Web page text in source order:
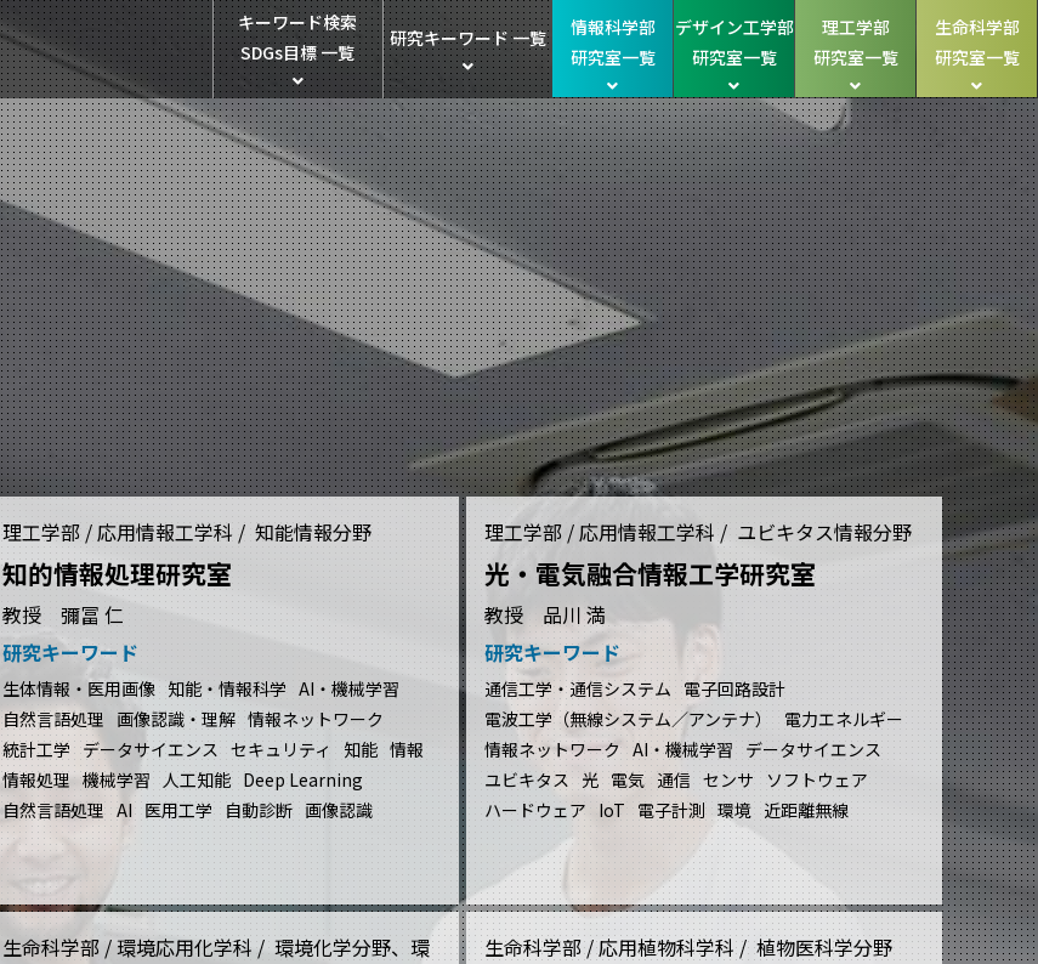
情報科学部
研究室一覧
デザイン工学部
研究室一覧
理工学部
研究室一覧
生命科学部
研究室一覧
キーワード検索
SDGs目標 一覧
研究キーワード 一覧
理工学部 / 応用情報工学科 / 知能情報分野
知的情報処理研究室
教授 彌冨 仁
研究キーワード
生体情報・医用画像 知能・情報科学 AI・機械学習
自然言語処理 画像認識・理解 情報ネットワーク
統計工学 データサイエンス セキュリティ 知能 情報
情報処理 機械学習 人工知能 Deep Learning
自然言語処理 AI 医用工学 自動診断 画像認識
理工学部 / 応用情報工学科 / ユビキタス情報分野
光・電気融合情報工学研究室
教授 品川 満
研究キーワード
通信工学・通信システム 電子回路設計
電波工学（無線システム／アンテナ） 電力エネルギー
情報ネットワーク AI・機械学習 データサイエンス
ユビキタス 光 電気 通信 センサ ソフトウェア
ハードウェア IoT 電子計測 環境 近距離無線
生命科学部 / 環境応用化学科 / 環境化学分野、環
生命科学部 / 応用植物科学科 / 植物医科学分野